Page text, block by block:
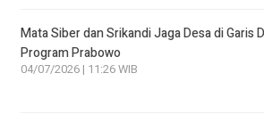
Mata Siber dan Srikandi Jaga Desa di Garis
Program Prabowo
04/07/2026 | 11:26 WIB